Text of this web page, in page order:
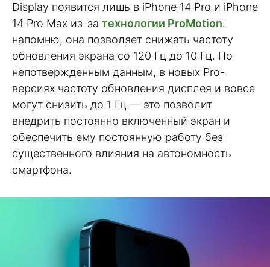
Display появится лишь в iPhone 14 Pro и iPhone
14 Pro Max из-за технологии ProMotion:
напомню, она позволяет снижать частоту
обновления экрана со 120 Гц до 10 Гц. По
непотвержденным данным, в новых Pro-
версиях частоту обновления дисплея и вовсе
могут снизить до 1 Гц — это позволит
внедрить постоянно включенный экран и
обеспечить ему постоянную работу без
существенного влияния на автономность
смартфона.